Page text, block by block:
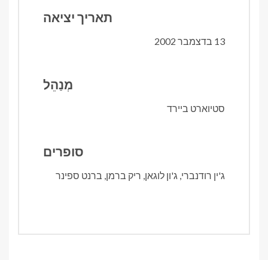
תאריך יציאה
13 בדצמבר 2002
מְנַהֵל
סטיוארט ביירד
סופרים
ג'ין רודנברי, ג'ון לוגאן, ריק ברמן, ברנט ספינר